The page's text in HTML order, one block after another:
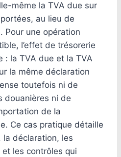
même la TVA due sur
au lieu de
Pour une opération
l’effet de trésorerie
: la TVA due et la TVA
la même déclaration
toutefois ni de
douanières ni de
de la
Ce cas pratique détaille
la déclaration, les
les contrôles qui